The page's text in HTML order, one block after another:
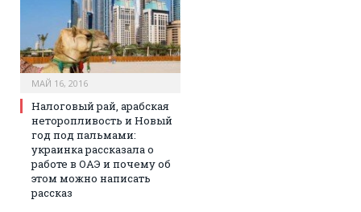
МАЙ 16, 2016
Налоговый рай, арабская
неторопливость и Новый
год под пальмами:
украинка рассказала о
работе в ОАЭ и почему об
этом можно написать
рассказ